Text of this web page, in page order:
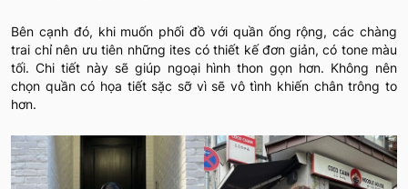
Bên cạnh đó, khi muốn phối đồ với quần ống rộng, các chàng
trai chỉ nên ưu tiên những ites có thiết kế đơn giản, có tone màu
tối. Chi tiết này sẽ giúp ngoại hình thon gọn hơn. Không nên
chọn quần có họa tiết sặc sỡ vì sẽ vô tình khiến chân trông to
hơn.